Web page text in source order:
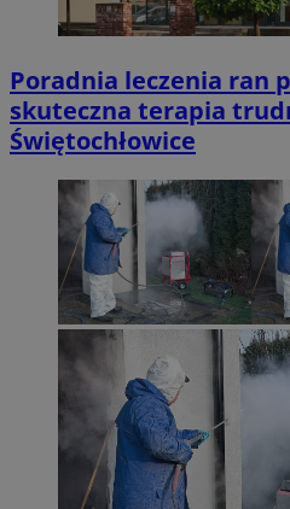
Poradnia leczenia ran
skuteczna terapia
Świętochłowice